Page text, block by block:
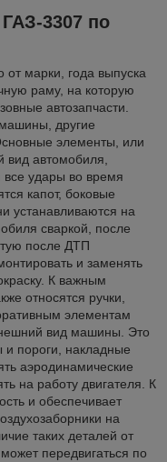
3307 по
от марки, года выпуска
раму, на которую
автозапчасти.
другие
элементы, или
вид автомобиля,
удары во время
капот, боковые
устанавливаются на
сваркой, после
после ДТП
и заменять
К важным
относятся ручки,
элементам
вид машины. Это
и пороги, накладные
аэродинамические
на работу двигателя. К
и обеспечивает
на
таких деталей от
передвигаться по